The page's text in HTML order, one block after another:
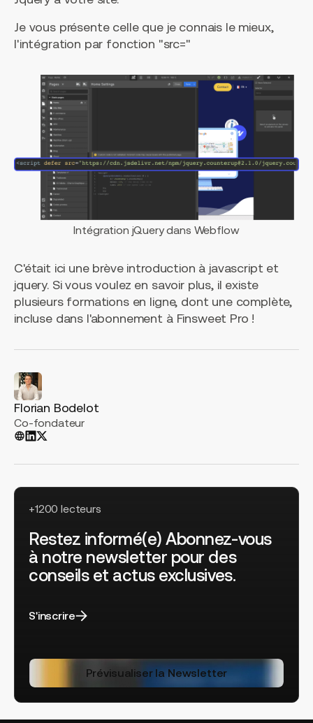
Je vous présente celle que je connais le mieux,
l'intégration par fonction "src="
Intégration jQuery dans Webflow
C'était ici une brève introduction à javascript et
jquery. Si vous voulez en savoir plus, il existe
plusieurs formations en ligne, dont une complète,
incluse dans l'abonnement à Finsweet Pro !
Florian Bodelot
Co-fondateur
+1200 lecteurs
Restez informé(e) Abonnez-vous
à notre newsletter pour des
conseils et actus exclusives.
S'inscrire
Prévisualiser la Newsletter